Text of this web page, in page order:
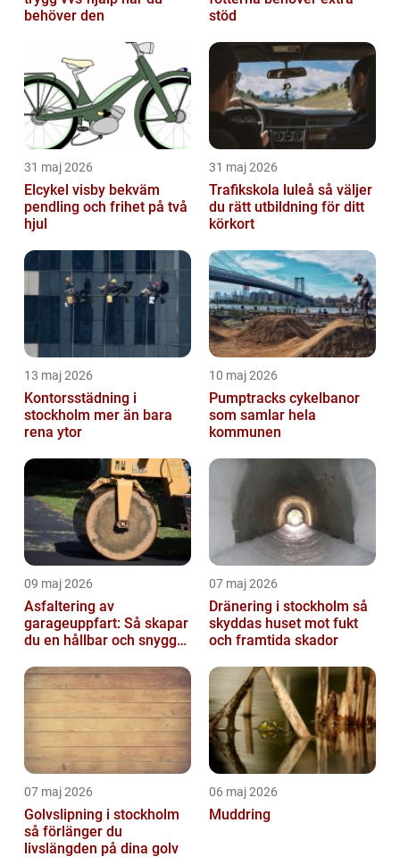
behöver den
stöd
31 maj 2026
Elcykel visby bekväm
pendling och frihet på två
hjul
31 maj 2026
Trafikskola luleå så väljer
du rätt utbildning för ditt
körkort
13 maj 2026
Kontorsstädning i
stockholm mer än bara
rena ytor
10 maj 2026
Pumptracks cykelbanor
som samlar hela
kommunen
09 maj 2026
Asfaltering av
garageuppfart: Så skapar
du en hållbar och snygg
07 maj 2026
Dränering i stockholm så
skyddas huset mot fukt
och framtida skador
07 maj 2026
Golvslipning i stockholm
så förlänger du
livslängden på dina golv
06 maj 2026
Muddring